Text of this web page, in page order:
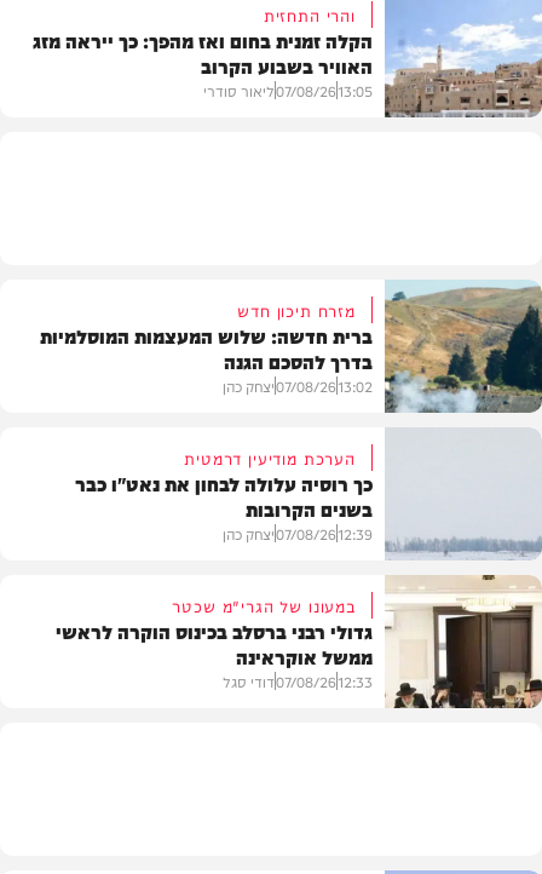
פוליטי
והרי התחזית
הקלה זמנית בחום ואז מהפך: כך ייראה מזג
האוויר בשבוע הקרוב
13:05
07/08/26ליאור סודרי
מזרח תיכון חדש
ברית חדשה: שלוש המעצמות המוסלמיות
בדרך להסכם הגנה
13:02
07/08/26יצחק כהן
הערכת מודיעין דרמטית
כך רוסיה עלולה לבחון את נאט"ו כבר
בשנים הקרובות
12:39
07/08/26יצחק כהן
במעונו של הגרי"מ שכטר
גדולי רבני ברסלב בכינוס הוקרה לראשי
ממשל אוקראינה
12:33
07/08/26דודי סגל